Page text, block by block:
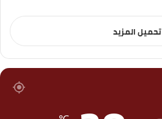
تحميل المزيد